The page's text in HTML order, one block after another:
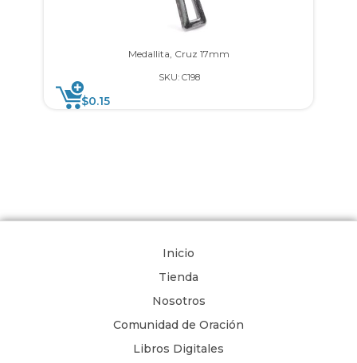
Medallita, Cruz 17mm
SKU: C198
$0.15
Inicio
Tienda
Nosotros
Comunidad de Oración
Libros Digitales